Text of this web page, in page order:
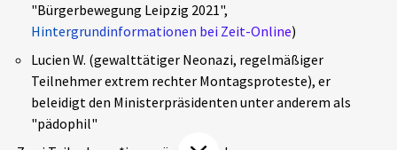
chronik.LE in der Presse
"Bürgerbewegung Leipzig 2021",
Hintergrundinformationen bei Zeit-Online)
Lucien W. (gewalttätiger Neonazi, regelmäßiger
Teilnehmer extrem rechter Montagsproteste), er
beleidigt den Ministerpräsidenten unter anderem als
"pädophil"